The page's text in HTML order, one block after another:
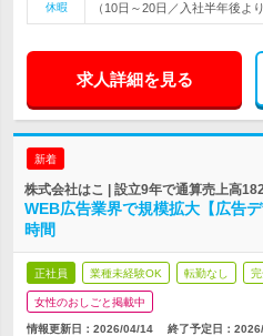
休暇
（10日～20日／入社半年後よ
求人詳細を見る
新着
株式会社はこ | 設立9年で通算売上高
WEB広告業界で規模拡大【広告
時間
正社員 業種未経験OK 転勤なし
女性のおしごと掲載中
情報更新日：2026/04/14 終了予定日：